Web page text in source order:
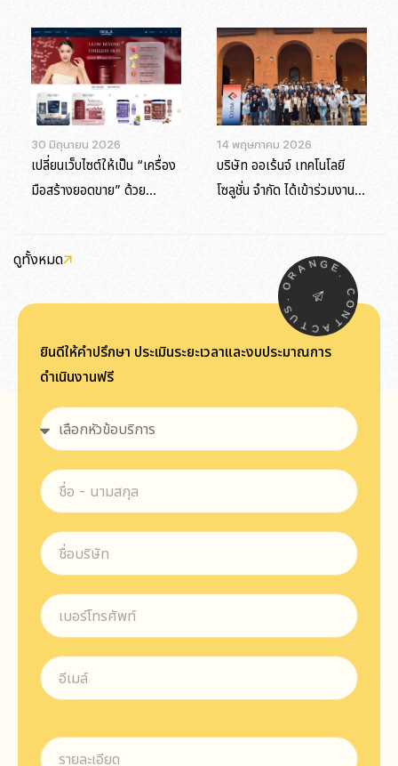
30 มิถุนายน 2026
เปลี่ยนเว็บไซต์ให้เป็น “เครื่อง
มือสร้างยอดขาย” ด้วย
14 พฤษภาคม 2026
บริษัท ออเร้นจ์ เทคโนโลยี
โซลูชั่น จำกัด ได้เข้าร่วมงาน
“Cloud & AI Boot Camp
ดูทั้งหมด
ยินดีให้คำปรึกษา ประเมินระยะเวลาและงบประมาณการ
ดำเนินงานฟรี
C
O
N
T
A
C
T
U
S
O
RA N GE